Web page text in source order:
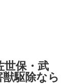
世保・武
駆除なら